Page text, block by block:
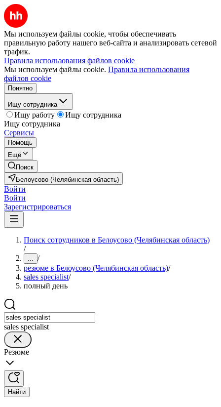
Мы используем файлы cookie, чтобы обеспечивать
правильную работу нашего веб-сайта и анализировать сетевой
трафик.
Правила использования файлов cookie
Мы используем файлы cookie. Правила использования
файлов cookie
Понятно
Ищу сотрудника
Ищу работу
Ищу сотрудника
Ищу сотрудника
Сервисы
Помощь
Ещё
Поиск
Белоусово (Челябинская область)
Войти
Войти
Зарегистрироваться
Поиск сотрудников в Белоусово (Челябинская область)
/
... /
резюме в Белоусово (Челябинская область)/
sales specialist/
полный день
sales specialist
Резюме
Найти